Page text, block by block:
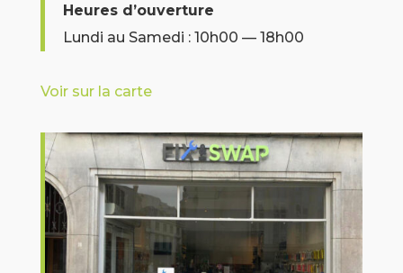
Heures d’ouverture
Lundi au Samedi : 10h00 — 18h00
Voir sur la carte